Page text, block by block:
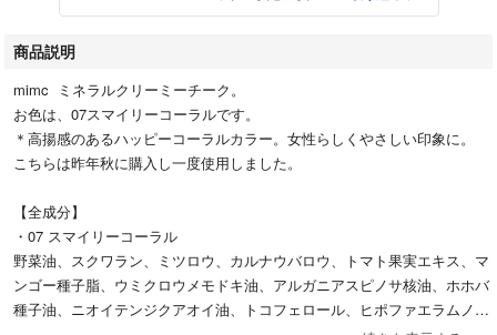
商品説明
mimc ミネラルクリーミーチーク。
お色は、07スマイリーコーラルです。
＊高揚感のあるハッピーコーラルカラー。女性らしくやさしい印象に。
こちらは昨年秋に購入し一度使用しました。
【全成分】
・07 スマイリーコーラル
野菜油、スクワラン、ミツロウ、カルナウバロウ、トマト果実エキス、マ
ンゴー種子脂、ウミクロウメモドキ油、アルガニアスピノサ核油、ホホバ
種子油、ニオイテンジクアオイ油、トコフェロール、ヒポファエラムノイ